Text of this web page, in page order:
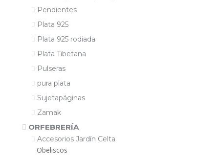
Pendientes
Plata 925
Plata 925 rodiada
Plata Tibetana
Pulseras
pura plata
Sujetapáginas
Zamak
ORFEBRERÍA
Accesorios Jardín Celta
Obeliscos